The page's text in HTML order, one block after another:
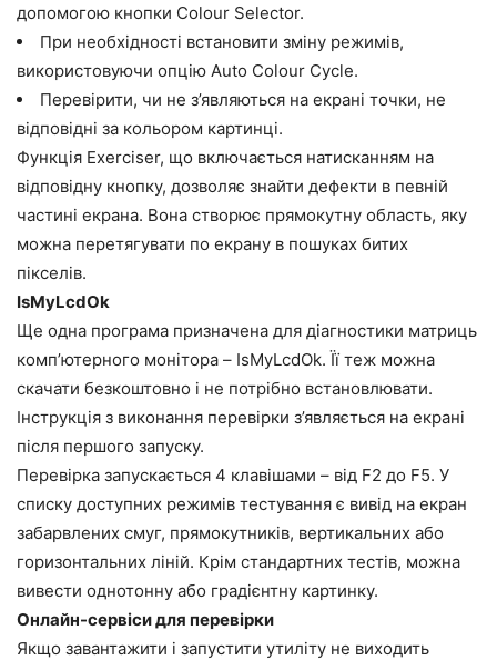
допомогою кнопки Colour Selector.
При необхідності встановити зміну режимів,
використовуючи опцію Auto Colour Cycle.
Перевірити, чи не з’являються на екрані точки, не
відповідні за кольором картинці.
Функція Exerciser, що включається натисканням на
відповідну кнопку, дозволяє знайти дефекти в певній
частині екрана. Вона створює прямокутну область, яку
можна перетягувати по екрану в пошуках битих
пікселів.
IsMyLcdOk
Ще одна програма призначена для діагностики матриць
комп’ютерного монітора – IsMyLcdOk. Її теж можна
скачати безкоштовно і не потрібно встановлювати.
Інструкція з виконання перевірки з’являється на екрані
після першого запуску.
Перевірка запускається 4 клавішами – від F2 до F5. У
списку доступних режимів тестування є вивід на екран
забарвлених смуг, прямокутників, вертикальних або
горизонтальних ліній. Крім стандартних тестів, можна
вивести однотонну або градієнтну картинку.
Онлайн-сервіси для перевірки
Якщо завантажити і запустити утиліту не виходить